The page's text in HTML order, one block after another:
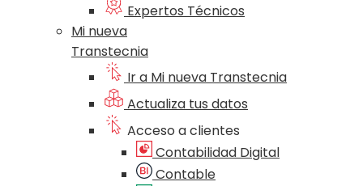
Expertos Técnicos
Mi nueva
Transtecnia
Ir a Mi nueva Transtecnia
Actualiza tus datos
Acceso a clientes
Contabilidad Digital
Contable